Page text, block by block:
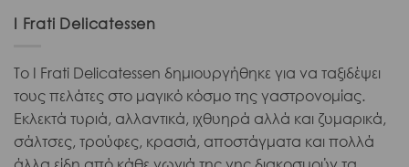
I Frati Delicatessen
Το I Frati Delicatessen δημιουργήθηκε για να ταξιδέψει
τους πελάτες στο μαγικό κόσμο της γαστρονομίας.
Εκλεκτά τυριά, αλλαντικά, ιχθυηρά αλλά και ζυμαρικά,
σάλτσες, τρούφες, κρασιά, αποστάγματα και πολλά